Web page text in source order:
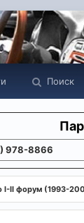
Поиск
978-8866
I-II форум (1993-